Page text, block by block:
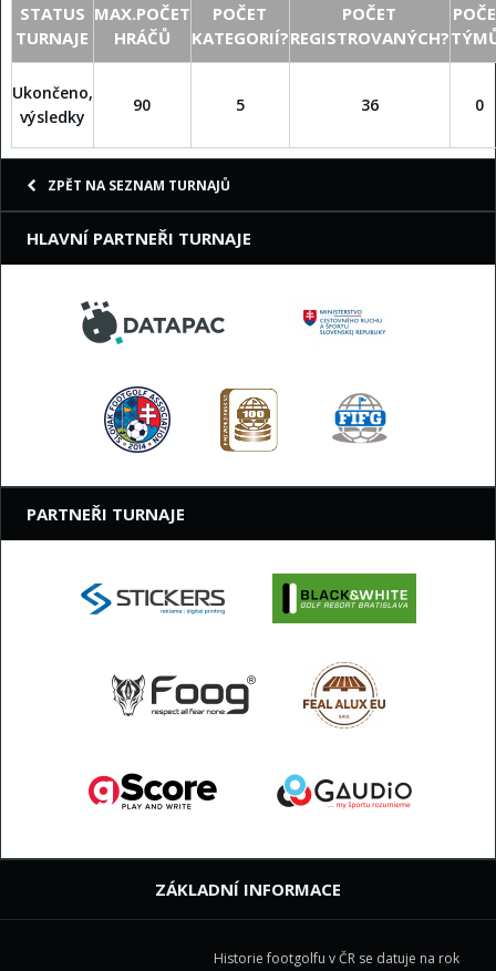
STATUS
TURNAJE
MAX.POČET
HRÁČŮ
POČET
KATEGORIÍ?
POČET
REGISTROVANÝCH?
Ukončeno,
výsledky
90 5 36 0
ZPĚT NA SEZNAM TURNAJŮ
HLAVNÍ PARTNEŘI TURNAJE
PARTNEŘI TURNAJE
ZÁKLADNÍ INFORMACE
Historie footgolfu v ČR se datuje na rok